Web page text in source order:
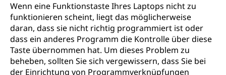
Wenn eine Funktionstaste Ihres Laptops nicht zu
funktionieren scheint, liegt das möglicherweise
daran, dass sie nicht richtig programmiert ist oder
dass ein anderes Programm die Kontrolle über diese
Taste übernommen hat. Um dieses Problem zu
beheben, sollten Sie sich vergewissern, dass Sie bei
der Einrichtung von Programmverknüpfungen